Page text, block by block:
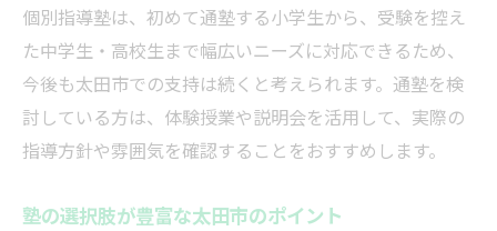
個別指導塾は、初めて通塾する小学生から、受験を控え
た中学生・高校生まで幅広いニーズに対応できるため、
今後も太田市での支持は続くと考えられます。通塾を検
討している方は、体験授業や説明会を活用して、実際の
指導方針や雰囲気を確認することをおすすめします。
塾の選択肢が豊富な太田市のポイント